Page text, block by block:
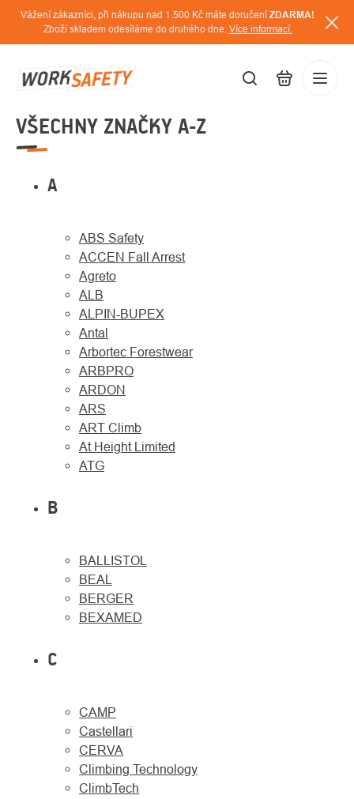
Přejít
obsah
Vážení zákazníci, při nákupu nad 1.500 Kč máte doručení ZDARMA!
Zboží skladem odesíláme do druhého dne. Více informací.
VŠECHNY ZNAČKY A-Z
A
ABS Safety
ACCEN Fall Arrest
Agreto
ALB
ALPIN-BUPEX
Antal
Arbortec Forestwear
ARBPRO
ARDON
ARS
ART Climb
At Height Limited
ATG
B
BALLISTOL
BEAL
BERGER
BEXAMED
C
CAMP
Castellari
CERVA
Climbing Technology
ClimbTech